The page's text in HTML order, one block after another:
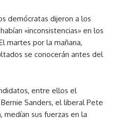
demócratas dijeron a los
«inconsistencias» en los
martes por la mañana,
se conocerán antes del
entre ellos el
Sanders, el liberal Pete
sus fuerzas en la